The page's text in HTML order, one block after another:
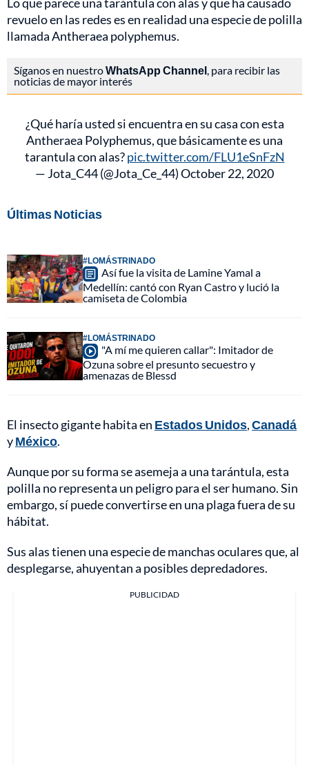
revuelo en las redes es en realidad una especie de polilla
llamada Antheraea polyphemus.
Síganos en nuestroWhatsApp Channel, para recibir las
noticias de mayor interés
¿Qué haría usted si encuentra en su casa con esta
Antheraea Polyphemus, que básicamente es una
tarantula con alas?pic.twitter.com/FLU1eSnFzN
— Jota_C44 (@Jota_Ce_44)October 22, 2020
Últimas Noticias
#LOMÁSTRINADO
Así fue la visita de Lamine Yamal a
Medellín: cantó con Ryan Castro y lució la
camiseta de Colombia
#LOMÁSTRINADO
"A mí me quieren callar": Imitador de
Ozuna sobre el presunto secuestro y
amenazas de Blessd
El insecto gigante habita en Estados Unidos,Canadá
yMéxico.
Aunque por su forma se asemeja a una tarántula, esta
polilla no representa un peligro para el ser humano. Sin
embargo, sí puede convertirse en una plaga fuera de su
hábitat.
Sus alas tienen una especie de manchas oculares que, al
desplegarse, ahuyentan a posibles depredadores.
PUBLICIDAD